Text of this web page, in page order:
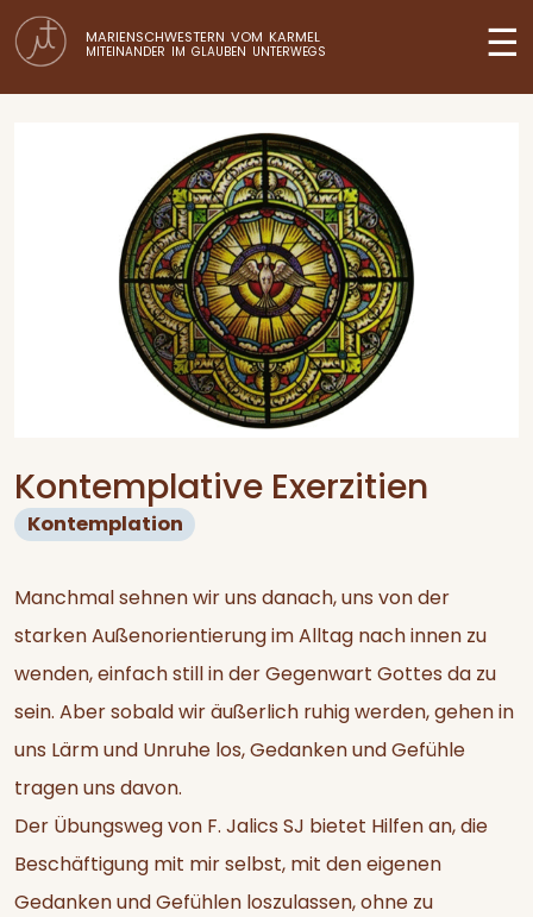
MARIENSCHWESTERN VOM KARMEL
MITEINANDER IM GLAUBEN UNTERWEGS ☰
Kontemplative Exerzitien
Kontemplation
Manchmal sehnen wir uns danach, uns von der
starken Außenorientierung im Alltag nach innen zu
wenden, einfach still in der Gegenwart Gottes da zu
sein. Aber sobald wir äußerlich ruhig werden, gehen in
uns Lärm und Unruhe los, Gedanken und Gefühle
tragen uns davon.
Der Übungsweg von F. Jalics SJ bietet Hilfen an, die
Beschäftigung mit mir selbst, mit den eigenen
Gedanken und Gefühlen loszulassen, ohne zu